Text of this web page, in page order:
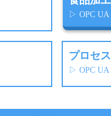
▷ OPC UA
プロセ
▷ OPC UA